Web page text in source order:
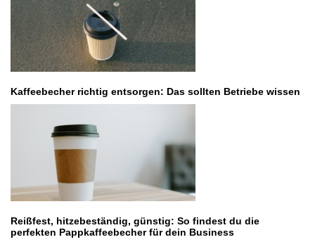
Kaffeebecher richtig entsorgen: Das sollten Betriebe wissen
Reißfest, hitzebeständig, günstig: So findest du die
perfekten Pappkaffeebecher für dein Business